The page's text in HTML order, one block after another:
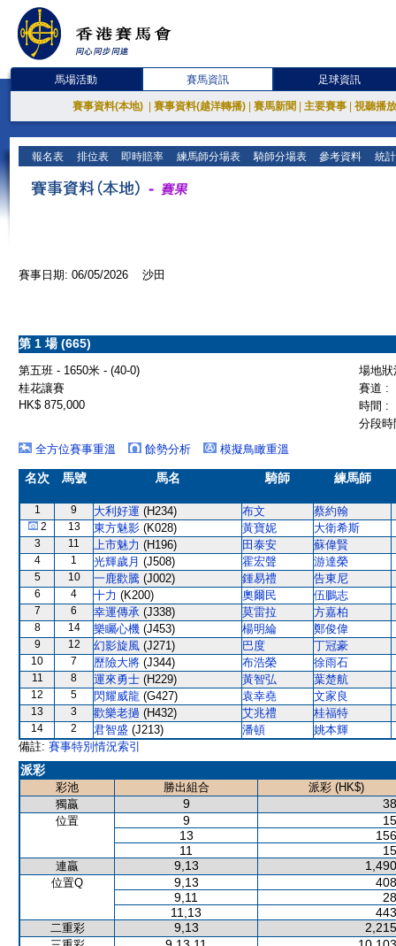
馬場活動 賽馬資訊 足球資訊
賽事資料(本地) 賽事資料(越洋轉播) 賽馬新聞 主要賽事 視聽播
報名表 排位表 即時賠率 練馬師分場表 騎師分場表 參考資料 統
賽事日期: 06/05/2026 沙田
第 1 場 (665)
第五班 - 1650米 - (40-0)
場地
桂花讓賽
賽道 :
HK$ 875,000
時間 :
分段
全方位賽事重溫
餘勢分析 模擬鳥瞰重溫
名次 馬號 馬名 騎師 練馬師
1 9 大利好運 (H234) 布文 蔡約翰
2 13 東方魅影 (K028) 黃寶妮 大衛希斯
3 11 上市魅力 (H196) 田泰安 蘇偉賢
4 1 光輝歲月 (J508) 霍宏聲 游達榮
5 10 一鹿歡騰 (J002) 鍾易禮 告東尼
6 4 十力 (K200) 奧爾民 伍鵬志
7 6 幸運傳承 (J338) 莫雷拉 方嘉柏
8 14 樂矚心機 (J453) 楊明綸 鄭俊偉
9 12 幻影旋風 (J271) 巴度 丁冠豪
10 7 歷險大將 (J344) 布浩榮 徐雨石
11 8 運來勇士 (H229) 黃智弘 葉楚航
12 5 閃耀威龍 (G427) 袁幸堯 文家良
13 3 歡樂老撾 (H432) 艾兆禮 桂福特
14 2 君智盛 (J213) 潘頓
姚本輝
備註: 賽事特別情況索引
派彩
彩池 勝出組合
派彩 (HK$)
獨贏
9
位置 9
13
11
連贏 9,13
位置Q 9,13
9,11
11,13
二重彩 9,13